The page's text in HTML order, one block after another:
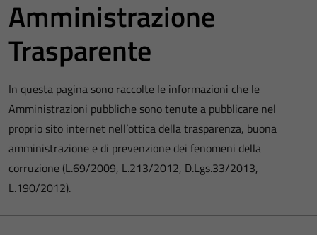
Amministrazione
Trasparente
In questa pagina sono raccolte le informazioni che le
Amministrazioni pubbliche sono tenute a pubblicare nel
proprio sito internet nell’ottica della trasparenza, buona
amministrazione e di prevenzione dei fenomeni della
corruzione (L.69/2009, L.213/2012, D.Lgs.33/2013,
L.190/2012).